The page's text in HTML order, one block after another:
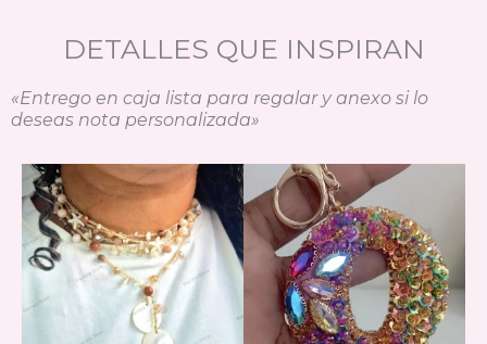
DETALLES QUE INSPIRAN
«Entrego en caja lista para regalar y anexo si lo
deseas nota personalizada»